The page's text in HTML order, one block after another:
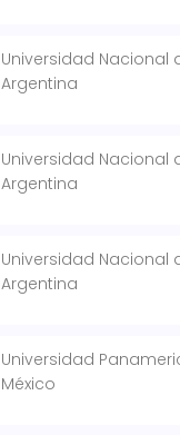
Universidad Nacional
Argentina
Universidad Nacional
Argentina
Universidad Nacional
Argentina
Universidad
México